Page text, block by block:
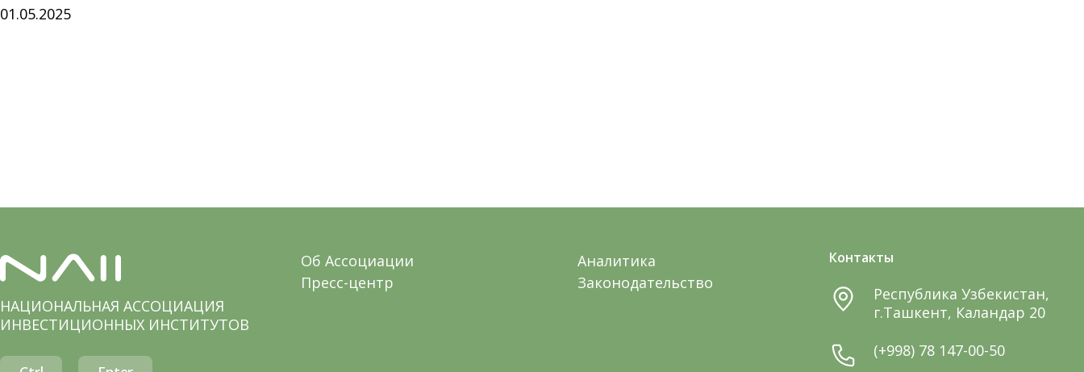
01.05.2025
НАЦИОНАЛЬНАЯ АССОЦИАЦИЯ
ИНВЕСТИЦИОННЫХ ИНСТИТУТОВ
Об Ассоциации
Пресс-центр
Аналитика
Законодательство
Контакты
Республика Узбекистан,
г.Ташкент, Каландар 20
(+998) 78 147-00-50